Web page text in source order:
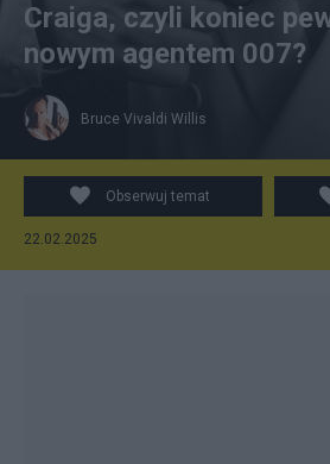
Craiga, czyli koniec
nowym agentem 007?
Bruce Vivaldi Willis
Obserwuj temat
22.02.2025